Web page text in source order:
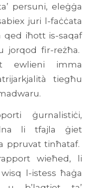
persuni, eleġġa
juri l-faċċata
iħott is-saqaf
jorqod fir-reżħa.
ewlieni imma
tiegħu
ġurnalistiċi,
li tfajla ġiet
ppruvat tinħataf.
wieħed, li
l-istess ħaġa